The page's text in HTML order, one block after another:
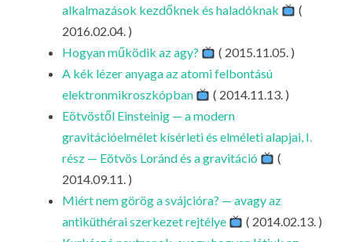
alkalmazások kezdőknek és haladóknak
(
2016.02.04. )
Hogyan működik az agy?
( 2015.11.05. )
A kék lézer anyaga az atomi felbontású
elektronmikroszkópban
( 2014.11.13. )
Eötvöstől Einsteinig — a modern
gravitációelmélet kísérleti és elméleti alapjai, I.
rész — Eötvös Loránd és a gravitáció
(
2014.09.11. )
Miért nem görög a svájcióra? — avagy az
antiküthérai szerkezet rejtélye
( 2014.02.13. )